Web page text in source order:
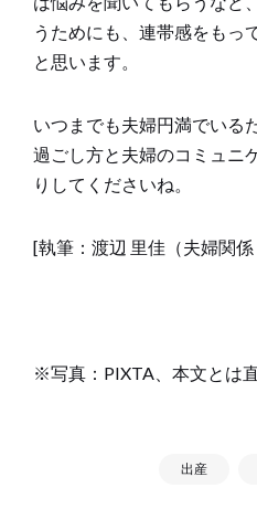
うためにも、連帯感をもっ
と思います。
いつまでも夫婦円満でいる
過ごし方と夫婦のコミュニ
りしてくださいね。
[執筆：渡辺 里佳（夫婦関
※写真：PIXTA、本文とは
出産